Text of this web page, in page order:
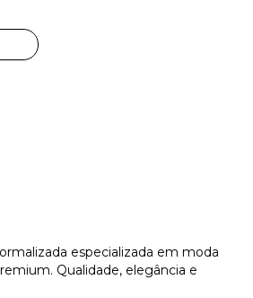
especializada em moda
Qualidade, elegância e